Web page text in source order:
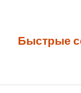
Быстрые